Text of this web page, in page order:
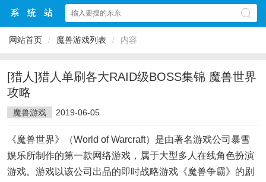
网站首页 / 魔兽游戏列表 / 内容
[猎人]猎人单刷各大RAID级BOSS集锦 魔兽世界
攻略
魔兽游戏 2019-06-05
《魔兽世界》（World of Warcraft）是由著名游戏公司暴雪
娱乐所制作的第一款网络游戏，属于大型多人在线角色扮演
游戏。游戏以该公司出品的即时战略游戏《魔兽争霸》的剧